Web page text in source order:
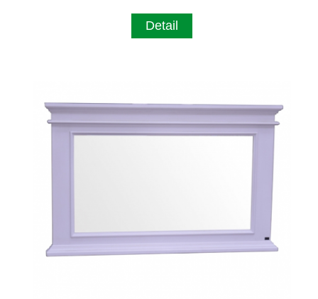
Detail